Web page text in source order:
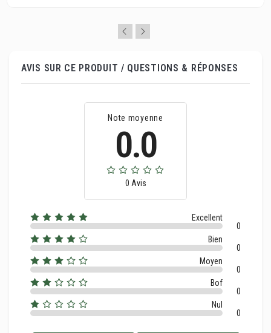
AVIS SUR CE PRODUIT / QUESTIONS & RÉPONSES
Note moyenne
0.0
0 Avis
Excellent
0
Bien
0
Moyen
0
Bof
0
Nul
0